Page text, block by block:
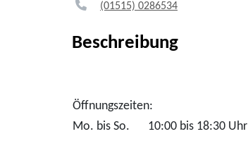
(01515) 0286534
Beschreibung
Öffnungszeiten:
Mo. bis So.
10:00 bis 18:30 Uhr